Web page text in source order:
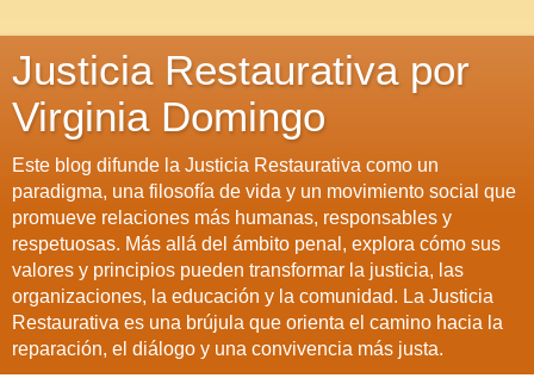
Justicia Restaurativa por
Virginia Domingo
Este blog difunde la Justicia Restaurativa como un
paradigma, una filosofía de vida y un movimiento social que
promueve relaciones más humanas, responsables y
respetuosas. Más allá del ámbito penal, explora cómo sus
valores y principios pueden transformar la justicia, las
organizaciones, la educación y la comunidad. La Justicia
Restaurativa es una brújula que orienta el camino hacia la
reparación, el diálogo y una convivencia más justa.